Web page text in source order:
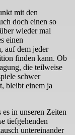
mit den
doch einen so
wieder mal
einen
auf dem jeder
finden kann. Ob
die teilweise
schwer
bleibt einem ja
in unseren Zeiten
tiefgehenden
untereinander